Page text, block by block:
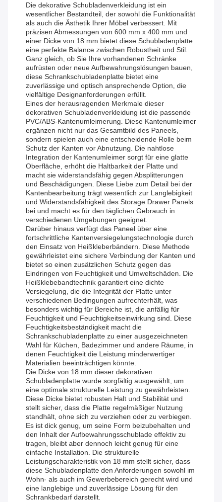
Die dekorative Schubladenverkleidung ist ein
wesentlicher Bestandteil, der sowohl die Funktionalität
als auch die Ästhetik Ihrer Möbel verbessert. Mit
präzisen Abmessungen von 600 mm x 400 mm und
einer Dicke von 18 mm bietet diese Schubladenplatte
eine perfekte Balance zwischen Robustheit und Stil.
Ganz gleich, ob Sie Ihre vorhandenen Schränke
aufrüsten oder neue Aufbewahrungslösungen bauen,
diese Schrankschubladenplatte bietet eine
zuverlässige und optisch ansprechende Option, die
vielfältige Designanforderungen erfüllt.
Eines der herausragenden Merkmale dieser
dekorativen Schubladenverkleidung ist die passende
PVC/ABS-Kantenumleimerung. Diese Kantenumleimer
ergänzen nicht nur das Gesamtbild des Paneels,
sondern spielen auch eine entscheidende Rolle beim
Schutz der Kanten vor Abnutzung. Die nahtlose
Integration der Kantenumleimer sorgt für eine glatte
Oberfläche, erhöht die Haltbarkeit der Platte und
macht sie widerstandsfähig gegen Absplitterungen
und Beschädigungen. Diese Liebe zum Detail bei der
Kantenbearbeitung trägt wesentlich zur Langlebigkeit
und Widerstandsfähigkeit des Storage Drawer Panels
bei und macht es für den täglichen Gebrauch in
verschiedenen Umgebungen geeignet.
Darüber hinaus verfügt das Paneel über eine
fortschrittliche Kantenversiegelungstechnologie durch
den Einsatz von Heißkleberbändern. Diese Methode
gewährleistet eine sichere Verbindung der Kanten und
bietet so einen zusätzlichen Schutz gegen das
Eindringen von Feuchtigkeit und Umweltschäden. Die
Heißklebebandtechnik garantiert eine dichte
Versiegelung, die die Integrität der Platte unter
verschiedenen Bedingungen aufrechterhält, was
besonders wichtig für Bereiche ist, die anfällig für
Feuchtigkeit und Feuchtigkeitseinwirkung sind. Diese
Feuchtigkeitsbeständigkeit macht die
Schrankschubladenplatte zu einer ausgezeichneten
Wahl für Küchen, Badezimmer und andere Räume, in
denen Feuchtigkeit die Leistung minderwertiger
Materialien beeinträchtigen könnte.
Die Dicke von 18 mm dieser dekorativen
Schubladenplatte wurde sorgfältig ausgewählt, um
eine optimale strukturelle Leistung zu gewährleisten.
Diese Dicke bietet robusten Halt und Stabilität und
stellt sicher, dass die Platte regelmäßiger Nutzung
standhält, ohne sich zu verziehen oder zu verbiegen.
Es ist dick genug, um seine Form beizubehalten und
den Inhalt der Aufbewahrungsschublade effektiv zu
tragen, bleibt aber dennoch leicht genug für eine
einfache Installation. Die strukturelle
Leistungscharakteristik von 18 mm stellt sicher, dass
diese Schubladenplatte den Anforderungen sowohl im
Wohn- als auch im Gewerbebereich gerecht wird und
eine langlebige und zuverlässige Lösung für den
Schrankbedarf darstellt.